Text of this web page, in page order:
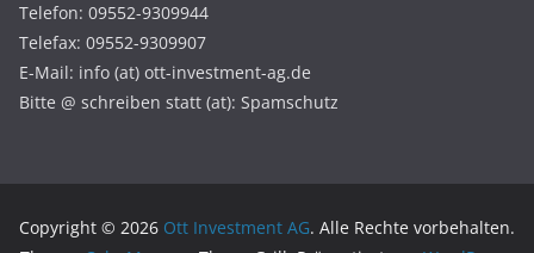
Telefon: 09552-9309944
Telefax: 09552-9309907
E-Mail: info (at) ott-investment-ag.de
Bitte @ schreiben statt (at): Spamschutz
Copyright © 2026 Ott Investment AG. Alle Rechte vorbehalten.